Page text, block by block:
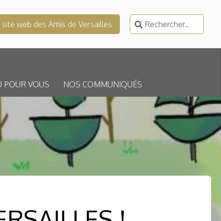
web des Amis de Versailles Rechercher :
POUR VOUS NOS COMMUNIQUÉS